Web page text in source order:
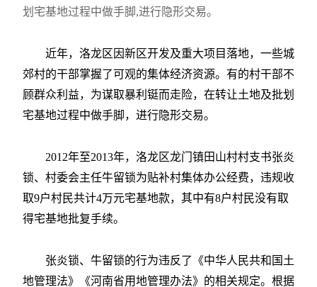
划宅基地过程中做手脚,进行隐形交易。
近年，洛龙区因新区开发及重大项目落地，一些城
郊村的干部掌握了可观的集体经济资源。有的村干部不
顾群众利益，为谋取暴利铤而走险，在转让土地及批划
宅基地过程中做手脚，进行隐形交易。
2012年至2013年，洛龙区龙门镇田山村村支书张炎
锁、村委会主任牛留锁为贴补村集体办公经费，违规收
取9户村民共计4万元宅基地款，其中有8户村民没有取
得宅基地批复手续。
张炎锁、牛留锁的行为违反了《中华人民共和国土
地管理法》《河南省用地管理办法》的相关规定。根据